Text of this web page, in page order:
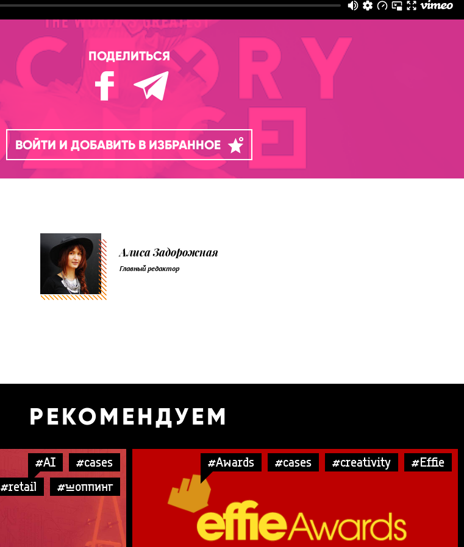
ПОДЕЛИТЬСЯ
ВОЙТИ И ДОБАВИТЬ В ИЗБРАННОЕ
Алиса Задорожная
Главный редактор
РЕКОМЕНДУЕМ
#AI
#cases
#retail
#шоппинг
#Awards #cases #creativity #Effie